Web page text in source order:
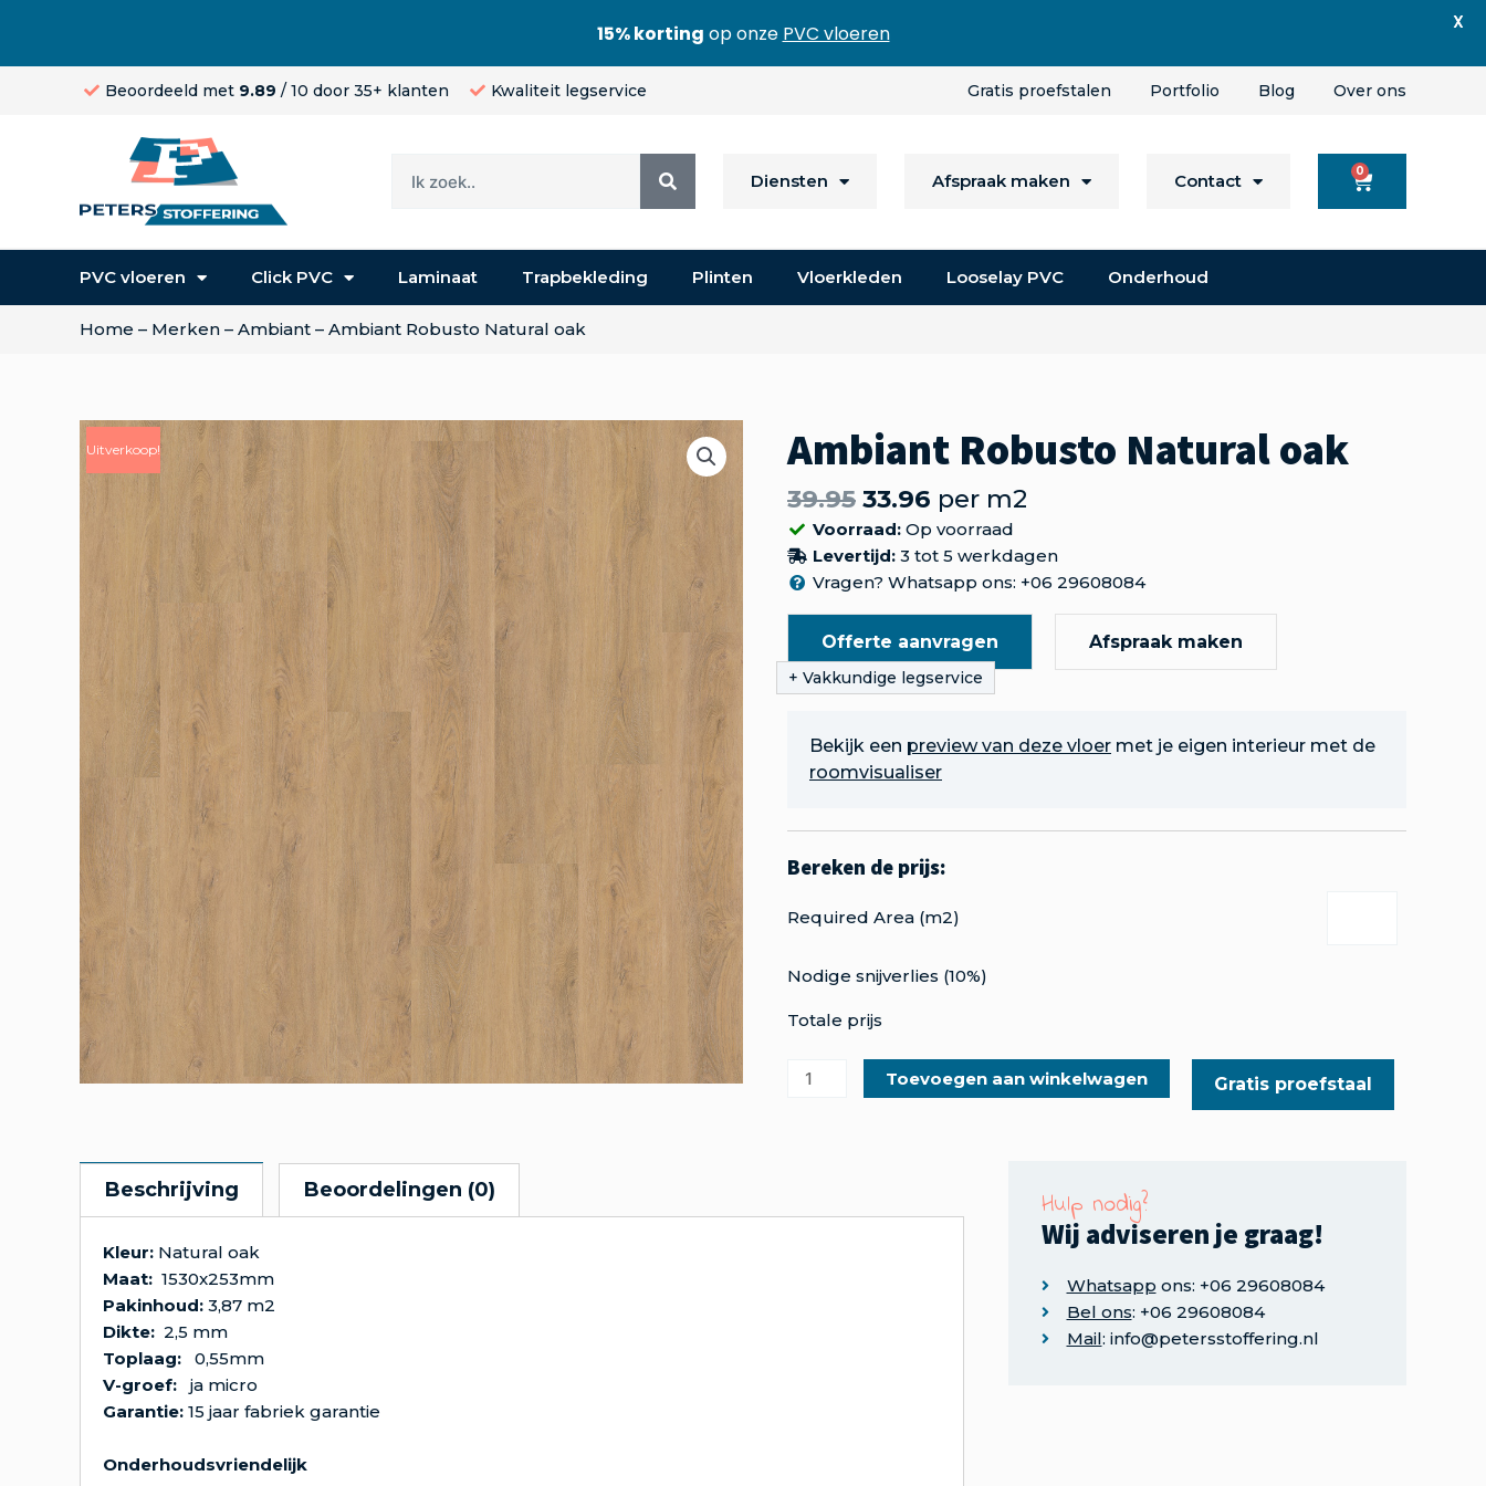
Beoordeeld met 9.89 / 10 door 35+ klanten Kwaliteit legservice Gratis proefstalen Portfolio Blog Over ons
Diensten Afspraak maken Contact 0
PVC vloeren Click PVC Laminaat Trapbekleding Plinten Vloerkleden Looselay PVC Onderhoud
Home – Merken – Ambiant – Ambiant Robusto Natural oak
Uitverkoop! Ambiant Robusto Natural oak
39.95 33.96 per m2
Voorraad:Op voorraad
Levertijd:3 tot 5 werkdagen
Vragen? Whatsapp ons: +06 29608084
Offerte aanvragen Afspraak maken
Bekijk een preview van deze vloer met je eigen interieur met de
roomvisualiser
Required Area (m2)
Nodige snijverlies (10%)
Totale prijs
Toevoegen aan winkelwagen Gratis proefstaal
Beschrijving Beoordelingen (0)
Kleur: Natural oak
Maat: 1530x253mm
Pakinhoud: 3,87 m2
Dikte: 2,5 mm
Toplaag:
0,55mm
V-groef:
ja micro
Garantie: 15 jaar fabriek garantie
Onderhoudsvriendelijk
Hulp nodig?
Wij adviseren je graag!
Whatsapp ons: +06 29608084
Bel ons: +06 29608084
Mail: info@petersstoffering.nl
15% korting op onze PVC vloeren X